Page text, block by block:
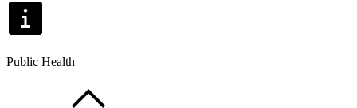
Public Health